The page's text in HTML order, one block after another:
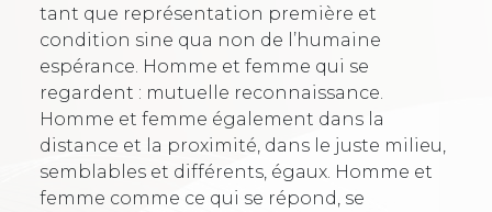
tant que représentation première et
condition sine qua non de l’humaine
espérance. Homme et femme qui se
regardent : mutuelle reconnaissance.
Homme et femme également dans la
distance et la proximité, dans le juste milieu,
semblables et différents, égaux. Homme et
femme comme ce qui se répond, se